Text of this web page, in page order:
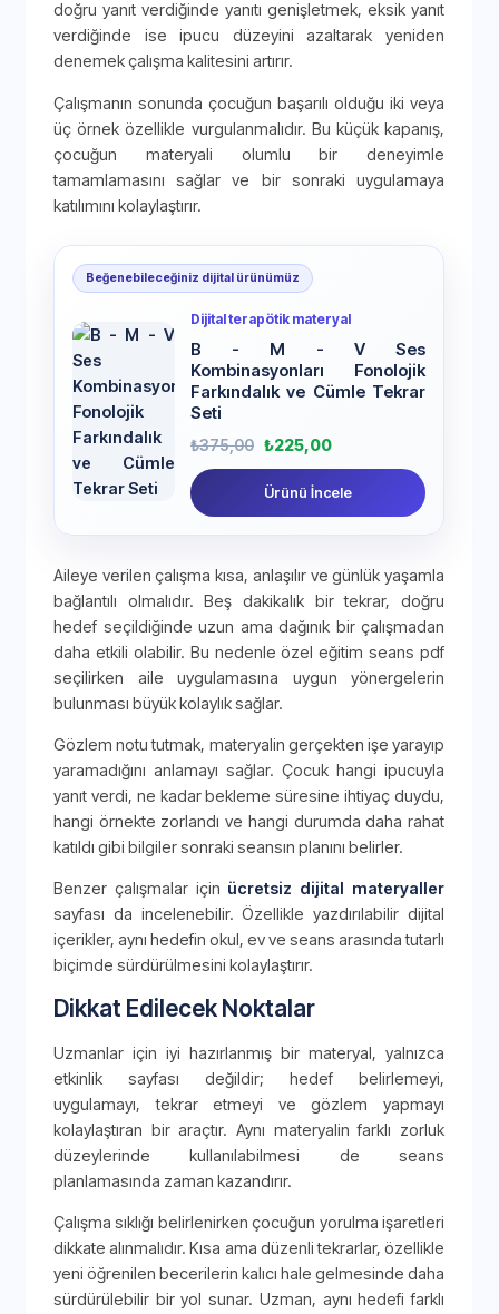
doğru yanıt verdiğinde yanıtı genişletmek, eksik yanıt
verdiğinde ise ipucu düzeyini azaltarak yeniden
denemek çalışma kalitesini artırır.
Çalışmanın sonunda çocuğun başarılı olduğu iki veya
üç örnek özellikle vurgulanmalıdır. Bu küçük kapanış,
çocuğun materyali olumlu bir deneyimle
tamamlamasını sağlar ve bir sonraki uygulamaya
katılımını kolaylaştırır.
Beğenebileceğiniz dijital ürünümüz
Dijital terapötik materyal
B - M - V Ses
Kombinasyonları Fonolojik
Farkındalık ve Cümle Tekrar
Seti
₺375,00 ₺225,00
Ürünü İncele
Aileye verilen çalışma kısa, anlaşılır ve günlük yaşamla
bağlantılı olmalıdır. Beş dakikalık bir tekrar, doğru
hedef seçildiğinde uzun ama dağınık bir çalışmadan
daha etkili olabilir. Bu nedenle özel eğitim seans pdf
seçilirken aile uygulamasına uygun yönergelerin
bulunması büyük kolaylık sağlar.
Gözlem notu tutmak, materyalin gerçekten işe yarayıp
yaramadığını anlamayı sağlar. Çocuk hangi ipucuyla
yanıt verdi, ne kadar bekleme süresine ihtiyaç duydu,
hangi örnekte zorlandı ve hangi durumda daha rahat
katıldı gibi bilgiler sonraki seansın planını belirler.
Benzer çalışmalar için ücretsiz dijital materyaller
sayfası da incelenebilir. Özellikle yazdırılabilir dijital
içerikler, aynı hedefin okul, ev ve seans arasında tutarlı
biçimde sürdürülmesini kolaylaştırır.
Dikkat Edilecek Noktalar
Uzmanlar için iyi hazırlanmış bir materyal, yalnızca
etkinlik sayfası değildir; hedef belirlemeyi,
uygulamayı, tekrar etmeyi ve gözlem yapmayı
kolaylaştıran bir araçtır. Aynı materyalin farklı zorluk
düzeylerinde kullanılabilmesi de seans
planlamasında zaman kazandırır.
Çalışma sıklığı belirlenirken çocuğun yorulma işaretleri
dikkate alınmalıdır. Kısa ama düzenli tekrarlar, özellikle
yeni öğrenilen becerilerin kalıcı hale gelmesinde daha
sürdürülebilir bir yol sunar. Uzman, aynı hedefi farklı